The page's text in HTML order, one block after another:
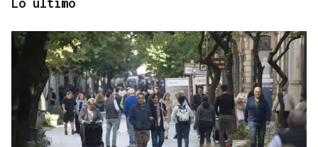
ENTREVISTA
Lo último